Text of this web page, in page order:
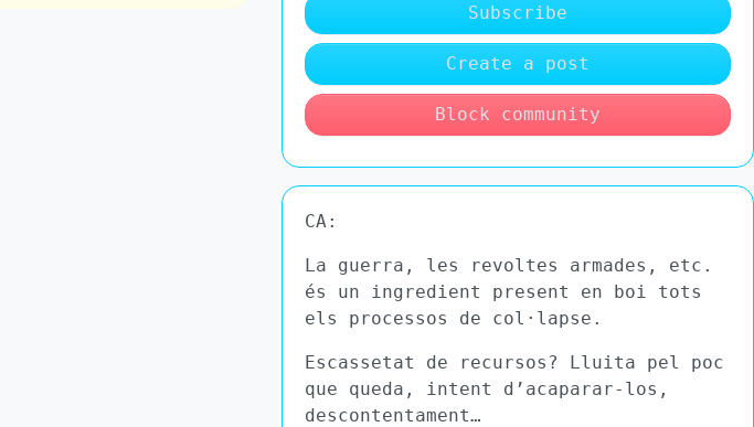
Subscribe
Create a post
Block community
CA:
La guerra, les revoltes armades, etc.
és un ingredient present en boi tots
els processos de col·lapse.
Escassetat de recursos? Lluita pel poc
que queda, intent d’acaparar-los,
descontentament…